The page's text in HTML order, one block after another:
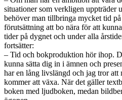
situationer som verkligen uppträder
behöver man tillbringa mycket tid
förutsättning att bo nära för att
tider på dygnet och under alla
fortsätter:
– Tid och bokproduktion hör ihop.
kunna sätta dig in i ämnen och
har en lång livslängd och jag tror att
kommer att växa. När det gäller
boken med ljudboken, medan